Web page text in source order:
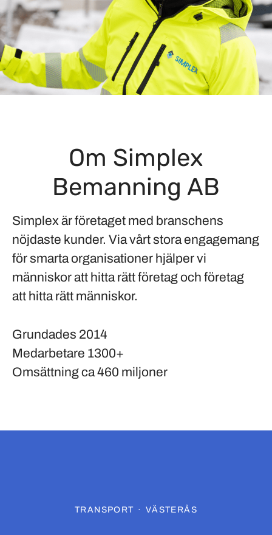
Om Simplex
Bemanning AB
Simplex är företaget med branschens
nöjdaste kunder. Via vårt stora engagemang
för smarta organisationer hjälper vi
människor att hitta rätt företag och företag
att hitta rätt människor.
Grundades 2014
Medarbetare 1300+
Omsättningca 460 miljoner
TRANSPORT · VÄSTERÅS